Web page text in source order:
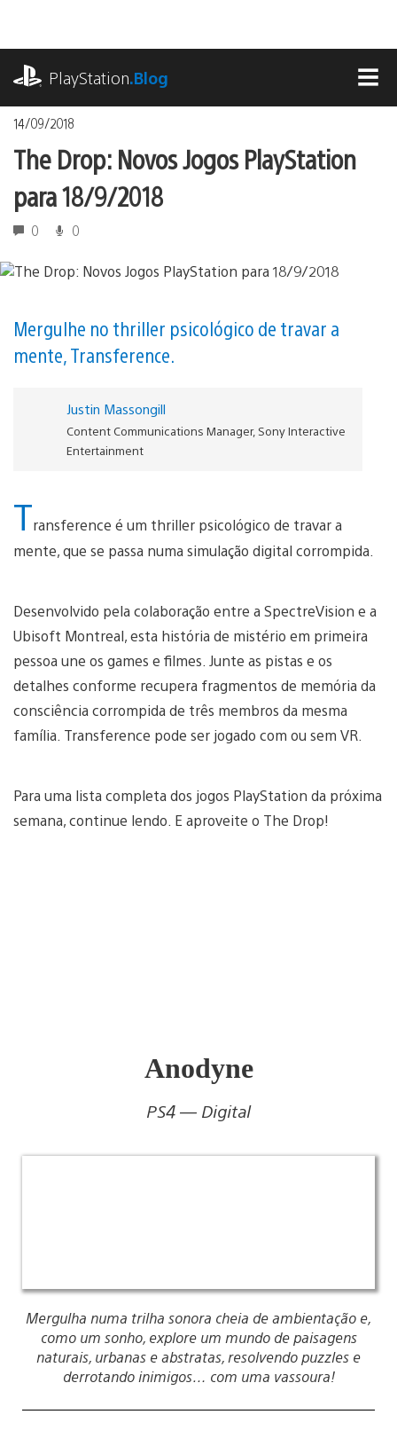
o
conteúdoPlayStation.Blog
14/09/2018
The Drop: Novos Jogos PlayStation
para 18/9/2018
0 0
Mergulhe no thriller psicológico de travar a
mente, Transference.
Justin Massongill
Content Communications Manager, Sony Interactive
Entertainment
Transference é um thriller psicológico de travar a
mente, que se passa numa simulação digital corrompida.
Desenvolvido pela colaboração entre a SpectreVision e a
Ubisoft Montreal, esta história de mistério em primeira
pessoa une os games e filmes. Junte as pistas e os
detalhes conforme recupera fragmentos de memória da
consciência corrompida de três membros da mesma
família. Transference pode ser jogado com ou sem VR.
Para uma lista completa dos jogos PlayStation da próxima
semana, continue lendo. E aproveite o The Drop!
Anodyne
PS4 — Digital
Mergulha numa trilha sonora cheia de ambientação e,
como um sonho, explore um mundo de paisagens
naturais, urbanas e abstratas, resolvendo puzzles e
derrotando inimigos… com uma vassoura!